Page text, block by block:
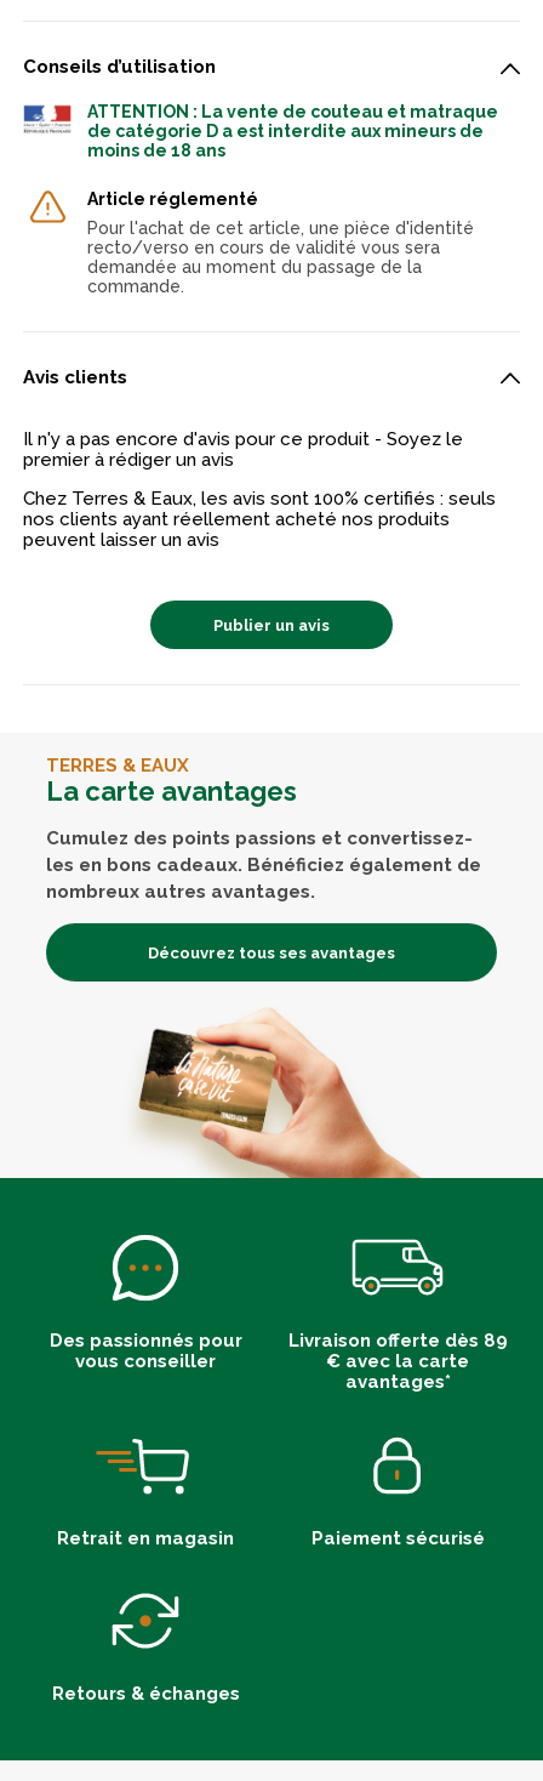
Conseils d’utilisation
ATTENTION : La vente de couteau et matraque
de catégorie D a est interdite aux mineurs de
moins de 18 ans
Article réglementé
Pour l'achat de cet article, une pièce d'identité
recto/verso en cours de validité vous sera
demandée au moment du passage de la
commande.
Avis clients
Il n'y a pas encore d'avis pour ce produit - Soyez le
premier à rédiger un avis
Chez Terres & Eaux, les avis sont 100% certifiés : seuls
nos clients ayant réellement acheté nos produits
peuvent laisser un avis
Publier un avis
TERRES & EAUX
La carte avantages
Cumulez des points passions et convertissez-
les en bons cadeaux. Bénéficiez également de
nombreux autres avantages.
Découvrez tous ses avantages
Des passionnés pour
vous conseiller
Livraison offerte dès 89
€ avec la carte
avantages*
Retrait en magasin Paiement sécurisé
Retours & échanges